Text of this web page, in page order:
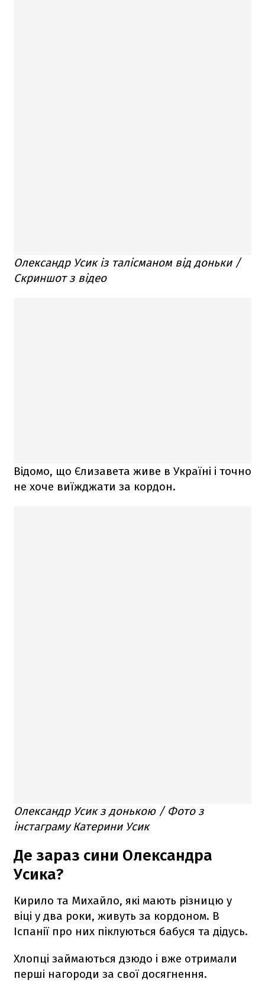
Олександр Усик із талісманом від доньки /
Скриншот з відео
Відомо, що Єлизавета живе в Україні і точно
не хоче виїжджати за кордон.
Олександр Усик з донькою / Фото з
інстаграму Катерини Усик
Де зараз сини Олександра
Усика?
Кирило та Михайло, які мають різницю у
віці у два роки, живуть за кордоном. В
Іспанії про них піклуються бабуся та дідусь.
Хлопці займаються дзюдо і вже отримали
перші нагороди за свої досягнення.